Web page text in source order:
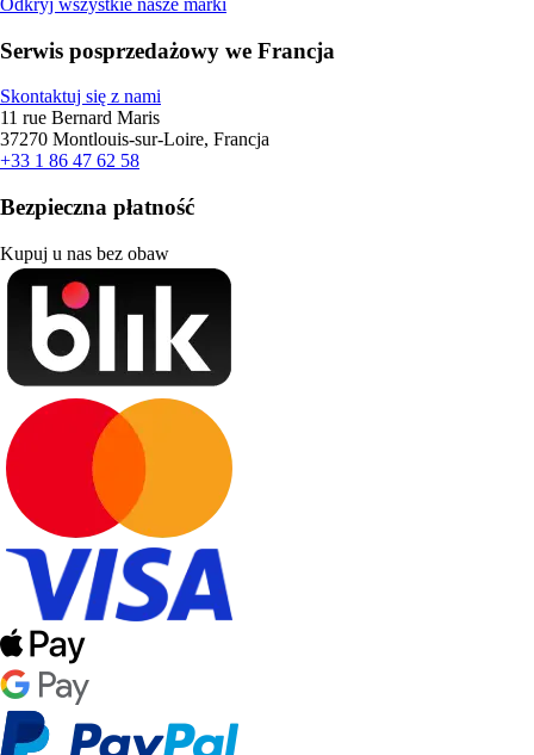
Odkryj wszystkie nasze marki
Serwis posprzedażowy we Francja
Skontaktuj się z nami
11 rue Bernard Maris
37270 Montlouis-sur-Loire, Francja
+33 1 86 47 62 58
Bezpieczna płatność
Kupuj u nas bez obaw